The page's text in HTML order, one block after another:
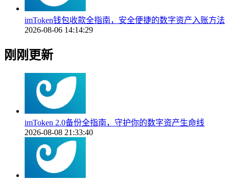
imToken钱包收款全指南，安全便捷的数字资产入账方法
2026-08-06 14:14:29
刚刚更新
imToken 2.0备份全指南，守护你的数字资产生命线
2026-08-08 21:33:40